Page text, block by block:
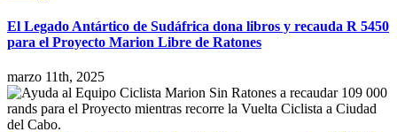
El Legado Antártico de Sudáfrica dona libros y recauda R 5450
para el Proyecto Marion Libre de Ratones
marzo 11th, 2025